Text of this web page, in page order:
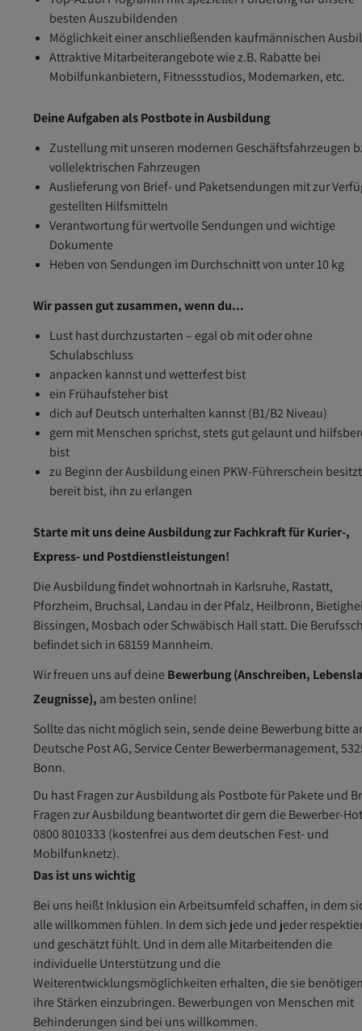
besten Auszubildenden
Möglichkeit einer anschließenden kaufmännischen
Attraktive Mitarbeiterangebote wie z.B. Rabatte bei
Mobilfunkanbietern, Fitnessstudios, Modemarken, etc.
Deine Aufgaben als Postbote in Ausbildung
Zustellung mit unseren modernen Geschäftsfahrzeugen
vollelektrischen Fahrzeugen
Auslieferung von Brief- und Paketsendungen mit zur
gestellten Hilfsmitteln
Verantwortung für wertvolle Sendungen und wichtige
Dokumente
Heben von Sendungen im Durchschnitt von unter 10 kg
Wir passen gut zusammen, wenn du...
Lust hast durchzustarten – egal ob mit oder ohne
Schulabschluss
anpacken kannst und wetterfest bist
ein Frühaufsteher bist
dich auf Deutsch unterhalten kannst (B1/B2 Niveau)
gern mit Menschen sprichst, stets gut gelaunt und
bist
zu Beginn der Ausbildung einen PKW-Führerschein
bereit bist, ihn zu erlangen
Starte mit uns deine Ausbildung zur Fachkraft für Kurier-,
Express- und Postdienstleistungen!
Die Ausbildung findet wohnortnah in Karlsruhe, Rastatt,
Pforzheim, Bruchsal, Landau in der Pfalz, Heilbronn,
Bissingen, Mosbach oder Schwäbisch Hall statt. Die
befindet sich in 68159 Mannheim.
Wir freuen uns auf deineBewerbung (Anschreiben,
Zeugnisse), am besten online!
Sollte das nicht möglich sein, sende deine Bewerbung bitte
Deutsche Post AG, Service Center Bewerbermanagement,
Bonn.
Du hast Fragen zur Ausbildung als Postbote für Pakete und
Fragen zur Ausbildung beantwortet dir gern die Bewerber-
0800 8010333 (kostenfrei aus dem deutschen Fest- und
Mobilfunknetz).
Das ist uns wichtig
Bei uns heißt Inklusion ein Arbeitsumfeld schaffen, in dem
alle willkommen fühlen. In dem sich jede und jeder
und geschätzt fühlt. Und in dem alle Mitarbeitenden die
individuelle Unterstützung und die
Weiterentwicklungsmöglichkeiten erhalten, die sie
ihre Stärken einzubringen. Bewerbungen von Menschen mit
Behinderungen sind bei uns willkommen.